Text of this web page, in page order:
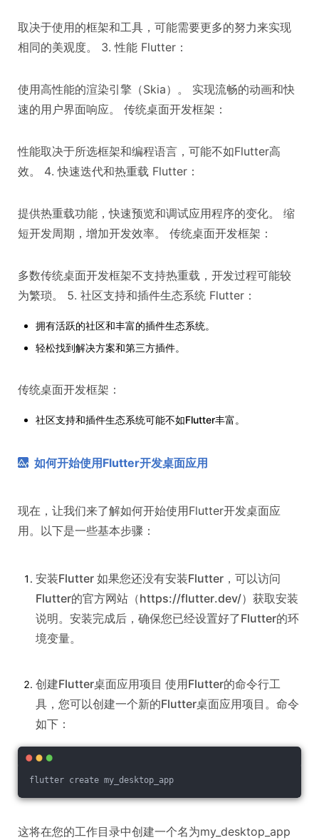
取决于使用的框架和工具，可能需要更多的努力来实现
相同的美观度。 3. 性能 Flutter：
使用高性能的渲染引擎（Skia）。 实现流畅的动画和快
速的用户界面响应。 传统桌面开发框架：
性能取决于所选框架和编程语言，可能不如Flutter高
效。 4. 快速迭代和热重载 Flutter：
提供热重载功能，快速预览和调试应用程序的变化。 缩
短开发周期，增加开发效率。 传统桌面开发框架：
多数传统桌面开发框架不支持热重载，开发过程可能较
为繁琐。 5. 社区支持和插件生态系统 Flutter：
拥有活跃的社区和丰富的插件生态系统。
轻松找到解决方案和第三方插件。
传统桌面开发框架：
社区支持和插件生态系统可能不如Flutter丰富。
如何开始使用Flutter开发桌面应用
现在，让我们来了解如何开始使用Flutter开发桌面应
用。以下是一些基本步骤：
安装Flutter 如果您还没有安装Flutter，可以访问
Flutter的官方网站（https://flutter.dev/）获取安装
说明。安装完成后，确保您已经设置好了Flutter的环
境变量。
创建Flutter桌面应用项目 使用Flutter的命令行工
具，您可以创建一个新的Flutter桌面应用项目。命令
如下：
flutter create my_desktop_app
这将在您的工作目录中创建一个名为my_desktop_app